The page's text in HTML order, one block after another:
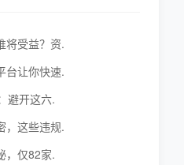
将受益？资.
台让你快速.
避开这六.
，这些违规.
，仅82家.